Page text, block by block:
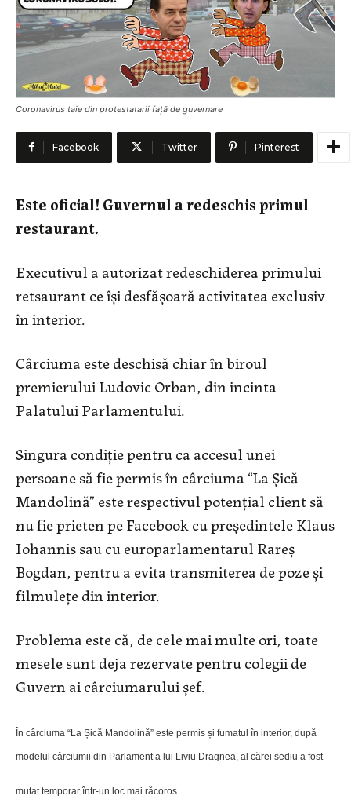
Coronavirus taie din protestatarii față de guvernare
Facebook Twitter Pinterest
Este oficial! Guvernul a redeschis primul
restaurant.
Executivul a autorizat redeschiderea primului
retsaurant ce își desfășoară activitatea exclusiv
în interior.
Cârciuma este deschisă chiar în biroul
premierului Ludovic Orban, din incinta
Palatului Parlamentului.
Singura condiție pentru ca accesul unei
persoane să fie permis în cârciuma “La Șică
Mandolină” este respectivul potențial client să
nu fie prieten pe Facebook cu președintele Klaus
Iohannis sau cu europarlamentarul Rareș
Bogdan, pentru a evita transmiterea de poze și
filmulețe din interior.
Problema este că, de cele mai multe ori, toate
mesele sunt deja rezervate pentru colegii de
Guvern ai cârciumarului șef.
În cârciuma “La Șică Mandolină” este permis și fumatul în interior, după
modelul cârciumii din Parlament a lui Liviu Dragnea, al cărei sediu a fost
mutat temporar într-un loc mai răcoros.